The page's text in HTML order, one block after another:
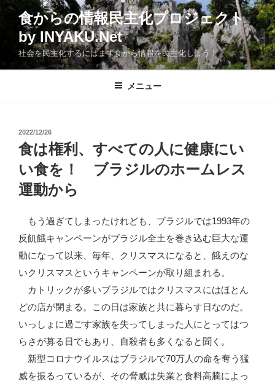
コ
食からの情報民主化プロジェクト
by INYAKU.Net
社会を民主化するにはまず食から情報を民主化しよう！
メニュー
投
稿
日:
2022/12/26
食は権利、すべての人に健康にい
い食を！ ブラジルのホームレス
運動から
もう過ぎてしまったけれども、ブラジルでは1993年の
反飢餓キャンペーンがブラジル全土を巻き込む巨大な運
動になって以来、毎年、クリスマスになると、餓えのな
いクリスマスというキャンペーンが取り組まれる。
カトリックが多いブラジルではクリスマスにはほとん
どの店が閉まる。この日は家族と共に暮らす日なのだ。
いっしょに過ごす家族を失ってしまった人にとってはつ
らさが募る日でもあり、自殺者も多くなると聞く。
新型コロナウイルスはブラジルで70万人の命を奪う猛
威を振るっているが、その脅威は失業と食料高騰によっ